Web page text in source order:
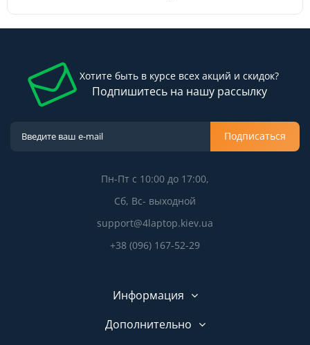
Хотите быть в курсе всех акций и скидок?
Подпишитесь на нашу рассылку
Подписаться
Пн-Пт с 10:00 до 17:00,
Сб, Вс- выходной
support@4laptop.kiev.ua
+38 (096) 167-52-29
Информация
Дополнительно